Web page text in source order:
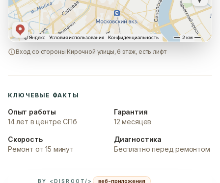
Вход со стороны Кирочной улицы, 6 этаж, есть лифт
КЛЮЧЕВЫЕ ФАКТЫ
Опыт работы
14 лет в центре СПб
Гарантия
12 месяцев
Скорость
Ремонт от 15 минут
Диагностика
Бесплатно перед ремонтом
BY <DISROOT/> веб-приложения